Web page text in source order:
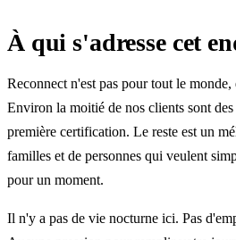
À qui s'adresse cet
Reconnect n'est pas pour tout le monde,
Environ la moitié de nos clients sont
première certification. Le reste est un
familles et de personnes qui veulent
pour un moment.
Il n'y a pas de vie nocturne ici. Pas